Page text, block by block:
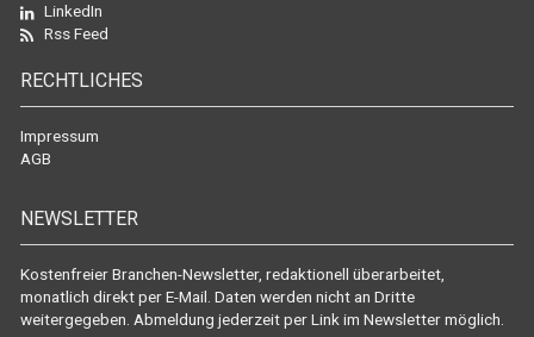
LinkedIn
Rss Feed
RECHTLICHES
Impressum
AGB
NEWSLETTER
Kostenfreier Branchen-Newsletter, redaktionell überarbeitet,
monatlich direkt per E-Mail. Daten werden nicht an Dritte
weitergegeben. Abmeldung jederzeit per Link im Newsletter möglich.